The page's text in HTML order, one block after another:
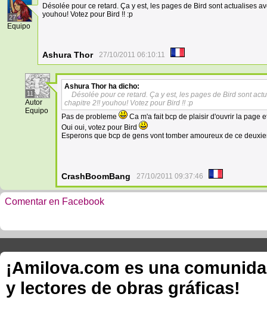
27
Equipo
Désolée pour ce retard. Ça y est, les pages de Bird sont actualises
youhou! Votez pour Bird !! :p
Ashura Thor 27/10/2011 06:10:11
11
Autor
Equipo
Ashura Thor ha dicho:
Désolée pour ce retard. Ça y est, les pages de Bird sont
chapitre 2!! youhou! Votez pour Bird !! :p
Pas de probleme
Ca m'a fait bcp de plaisir d'ouvrir la page
Oui oui, votez pour Bird
Esperons que bcp de gens vont tomber amoureux de ce
CrashBoomBang 27/10/2011 09:37:46
Comentar en Facebook
¡Amilova.com es una
y lectores de obras gráficas!